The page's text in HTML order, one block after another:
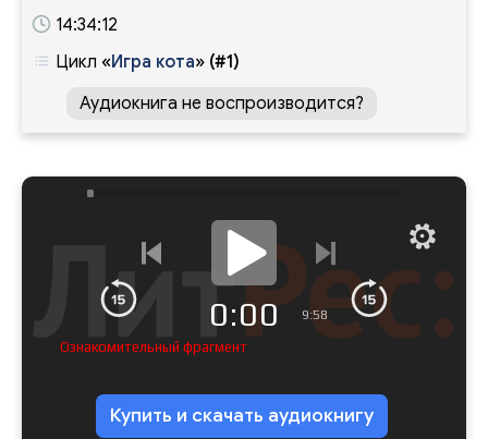
14:34:12
Цикл «Игра кота» (#1)
Аудиокнига не воспроизводится?
0:00 9:58
Ознакомительный фрагмент
Купить и скачать аудиокнигу